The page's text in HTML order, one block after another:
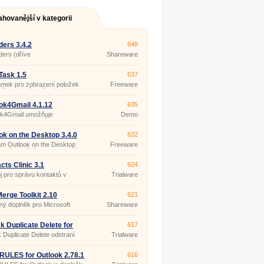
v kategorii
3.4.2
(dříve
v síti, bez MS Exchange
648
Shareware
1.5
pro zobrazení položek
a úkolů uložených v
na pracovní ploše
počítače.
637
Freeware
4.1.12
umožňuje
kontaktů v aplikaci
Gmail účtů.
635
Demo
on the Desktop 3.4.0
Outlook on the Desktop
plně funkční okno kalendáře
na pozadí pracovní
počítače.
632
Freeware
Clinic 3.1
pro správu kontaktů v
624
Trialware
Toolkit 2.10
doplněk pro Microsoft
možností hromadné
(mail merge) v
Microsoft Outlook,
621
Shareware
Duplicate Delete for
4.07
Duplicate Delete odstraní
emaily a kontakty.
617
Trialware
for Outlook 2.78.1
616